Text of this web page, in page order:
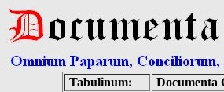
Tabulinum:
Documenta